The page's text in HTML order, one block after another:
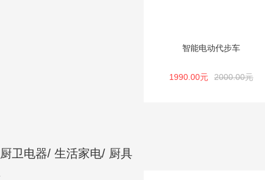
智能电动代步车
1990.00元 2000.00元
厨卫电器/ 生活家电/ 厨具